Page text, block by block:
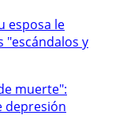
esposa le
"escándalos y
muerte":
depresión